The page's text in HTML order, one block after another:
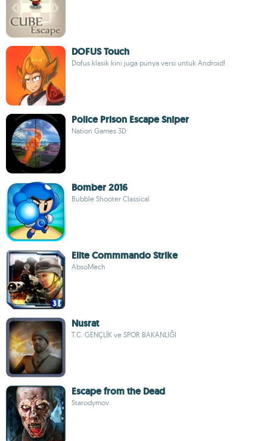
DOFUS Touch
Dofus klasik kini juga punya versi untuk Android!
Police Prison Escape Sniper
Nation Games 3D
Bomber 2016
Bubble Shooter Classical
Elite Commmando Strike
AbsoMech
Nusrat
T.C. GENÇLİK ve SPOR BAKANLIĞI
Escape from the Dead
Starodymov